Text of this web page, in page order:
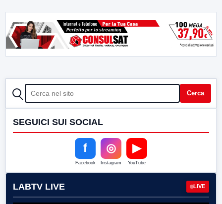
CERCA Cerca
SEGUICI SUI SOCIAL
f
Facebook
◎
Instagram
▶
YouTube
LABTV LIVE LIVE